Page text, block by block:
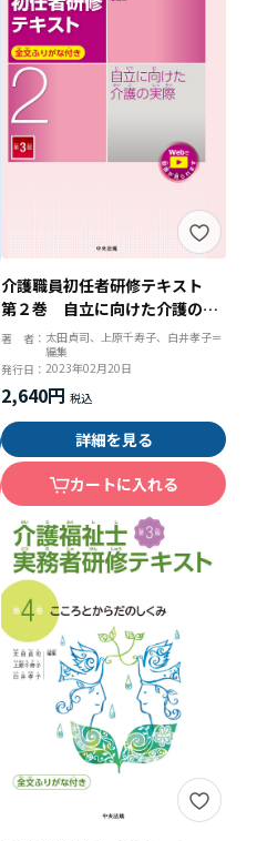
介護職員初任者研修テキスト
第２巻 自立に向けた介護の実
際 第３版
著 者： 太田貞司、上原千寿子、白井孝子＝
編集
発行日： 2023年02月20日
2,640円
詳細を見る
カートに入れる